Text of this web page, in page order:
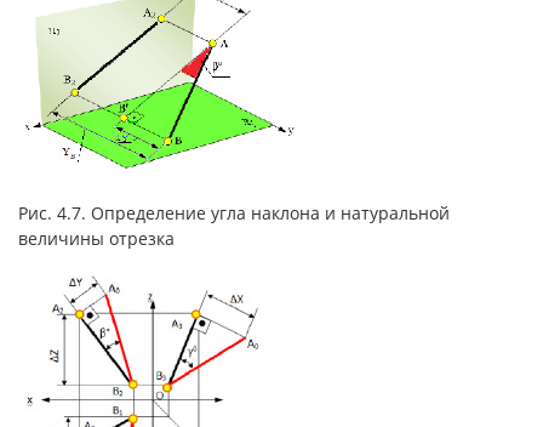
Рис. 4.7. Определение угла наклона и натуральной
величины отрезка